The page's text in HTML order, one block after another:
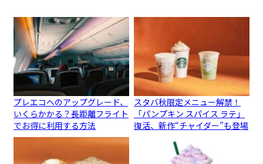
プレエコへのアップグレード、
いくらかかる？長距離フライト
でお得に利用する方法
スタバ秋限定メニュー解禁！
「パンプキン スパイス ラテ」
復活、新作“チャイダー”も登場